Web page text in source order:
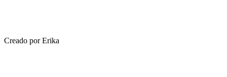
Creado por Erika